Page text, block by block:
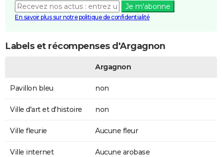
Je m'abonne
En savoir plus sur notre politique de confidentialité
Labels et récompenses d'Argagnon
Argagnon
Pavillon bleu non
Ville d'art et d'histoire non
Ville fleurie Aucune fleur
Ville internet Aucune arobase